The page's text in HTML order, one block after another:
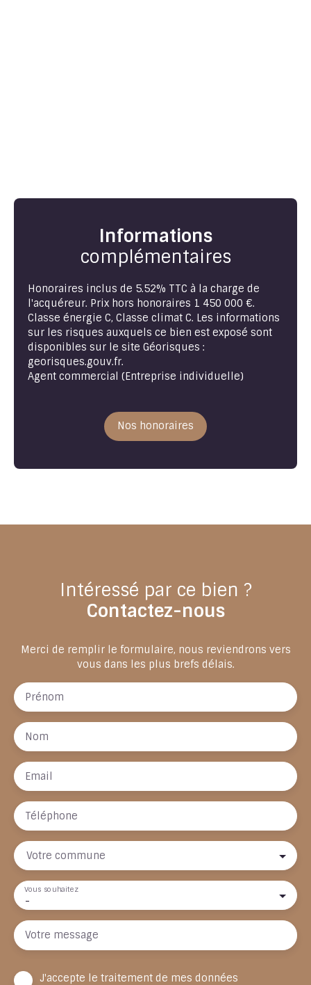
Informations
complémentaires
Honoraires inclus de 5.52% TTC à la charge de
l'acquéreur. Prix hors honoraires 1 450 000 €.
Classe énergie C, Classe climat C. Les informations
sur les risques auxquels ce bien est exposé sont
disponibles sur le site Géorisques :
georisques.gouv.fr.
Agent commercial (Entreprise individuelle)
Nos honoraires
Intéressé par ce bien ?
Contactez-nous
Merci de remplir le formulaire, nous reviendrons vers
vous dans les plus brefs délais.
Prénom
Nom
Email
Téléphone
Votre commune
-
Vous souhaitez
Votre message
J'accepte le traitement de mes données